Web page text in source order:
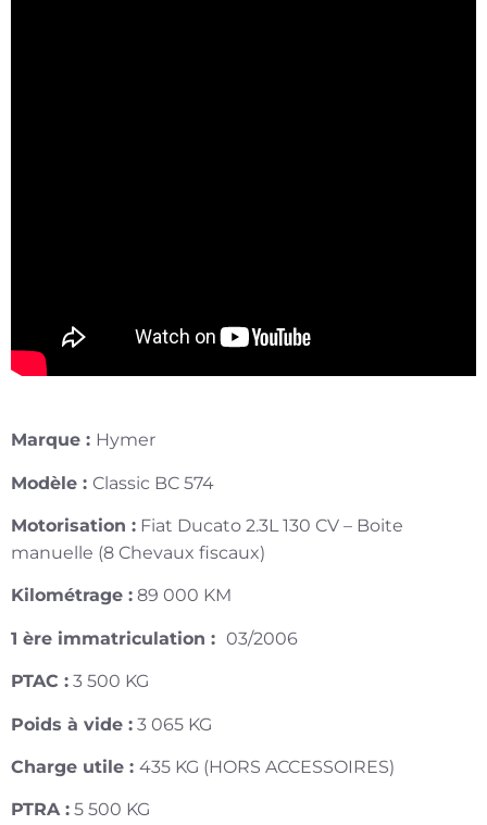
Marque : Hymer
Modèle : Classic BC 574
Motorisation : Fiat Ducato 2.3L 130 CV – Boite
manuelle (8 Chevaux fiscaux)
Kilométrage : 89 000 KM
1 ère immatriculation : 03/2006
PTAC : 3 500 KG
Poids à vide : 3 065 KG
Charge utile : 435 KG (HORS ACCESSOIRES)
PTRA : 5 500 KG